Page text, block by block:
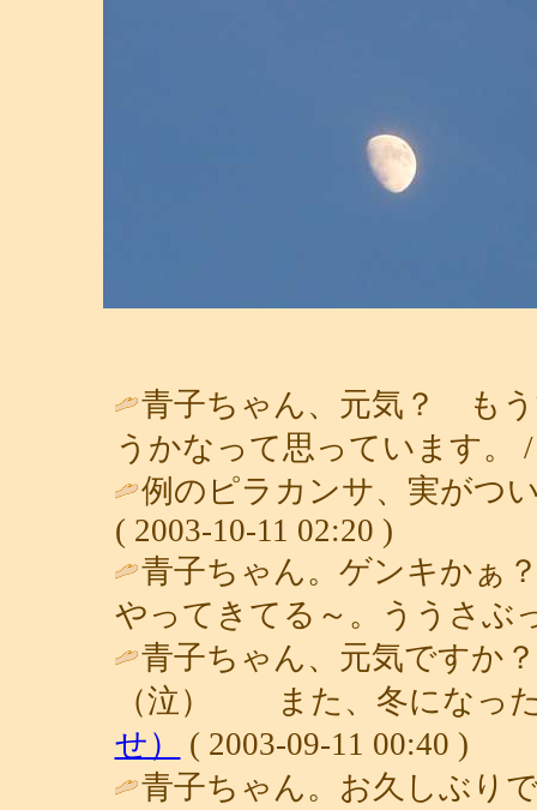
青子ちゃん、元気？ も
うかなって思っています。
例のピラカンサ、実がつ
( 2003-10-11 02:20 )
青子ちゃん。ゲンキかぁ
やってきてる～。ううさぶ
青子ちゃん、元気ですか
（泣） また、冬になっ
せ）
( 2003-09-11 00:40 )
青子ちゃん。お久しぶり